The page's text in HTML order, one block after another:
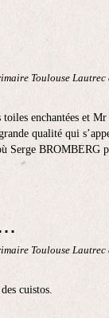
Toulouse Lautrec
toiles enchantées et
qualité qui
Serge BROMBERG
Toulouse Lautrec
cuistos.